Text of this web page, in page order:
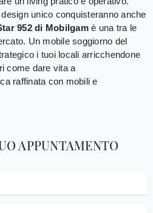
unico conquisteranno anche
952 di Mobilgamè una tra le
Un mobile soggiorno del
i tuoi locali arricchendone
come dare vita a
raffinata con mobili e
APPUNTAMENTO